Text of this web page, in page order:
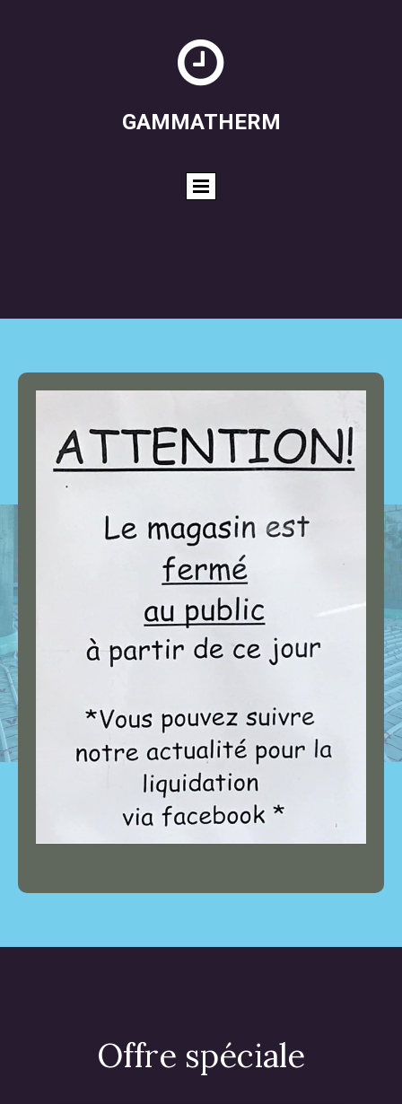

GAMMATHERM
Offre spéciale